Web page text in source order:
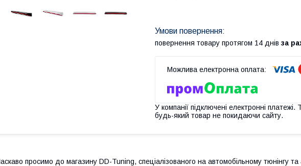
повернення товару протягом 14 днів за
У компанії підключені електронні
будь-який товар не покидаючи сайту.
просимо до магазину DD-Tuning, спеціалізованого на автомобільному тюнінгу та